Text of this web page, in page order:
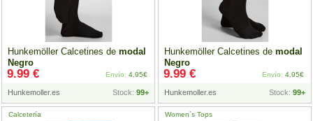
Hunkemöller Calcetines de modal
Negro
Hunkemoller.es Stock: 99+
9.99 € Envío: 4.95€
Hunkemöller Calcetines de modal
Negro
Hunkemoller.es Stock: 99+
9.99 € Envío: 4.95€
Calcetería Women`s Tops